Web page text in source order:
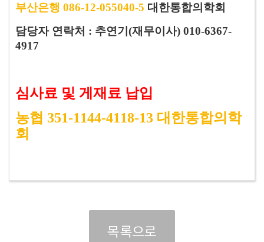
부산은행 086-12-055040-5 대한통합의학회
담당자 연락처 : 추연기(재무이사) 010-6367-
4917
심사료 및 게재료 납입
농협 351-1144-4118-13 대한통합의학
회
목록으로